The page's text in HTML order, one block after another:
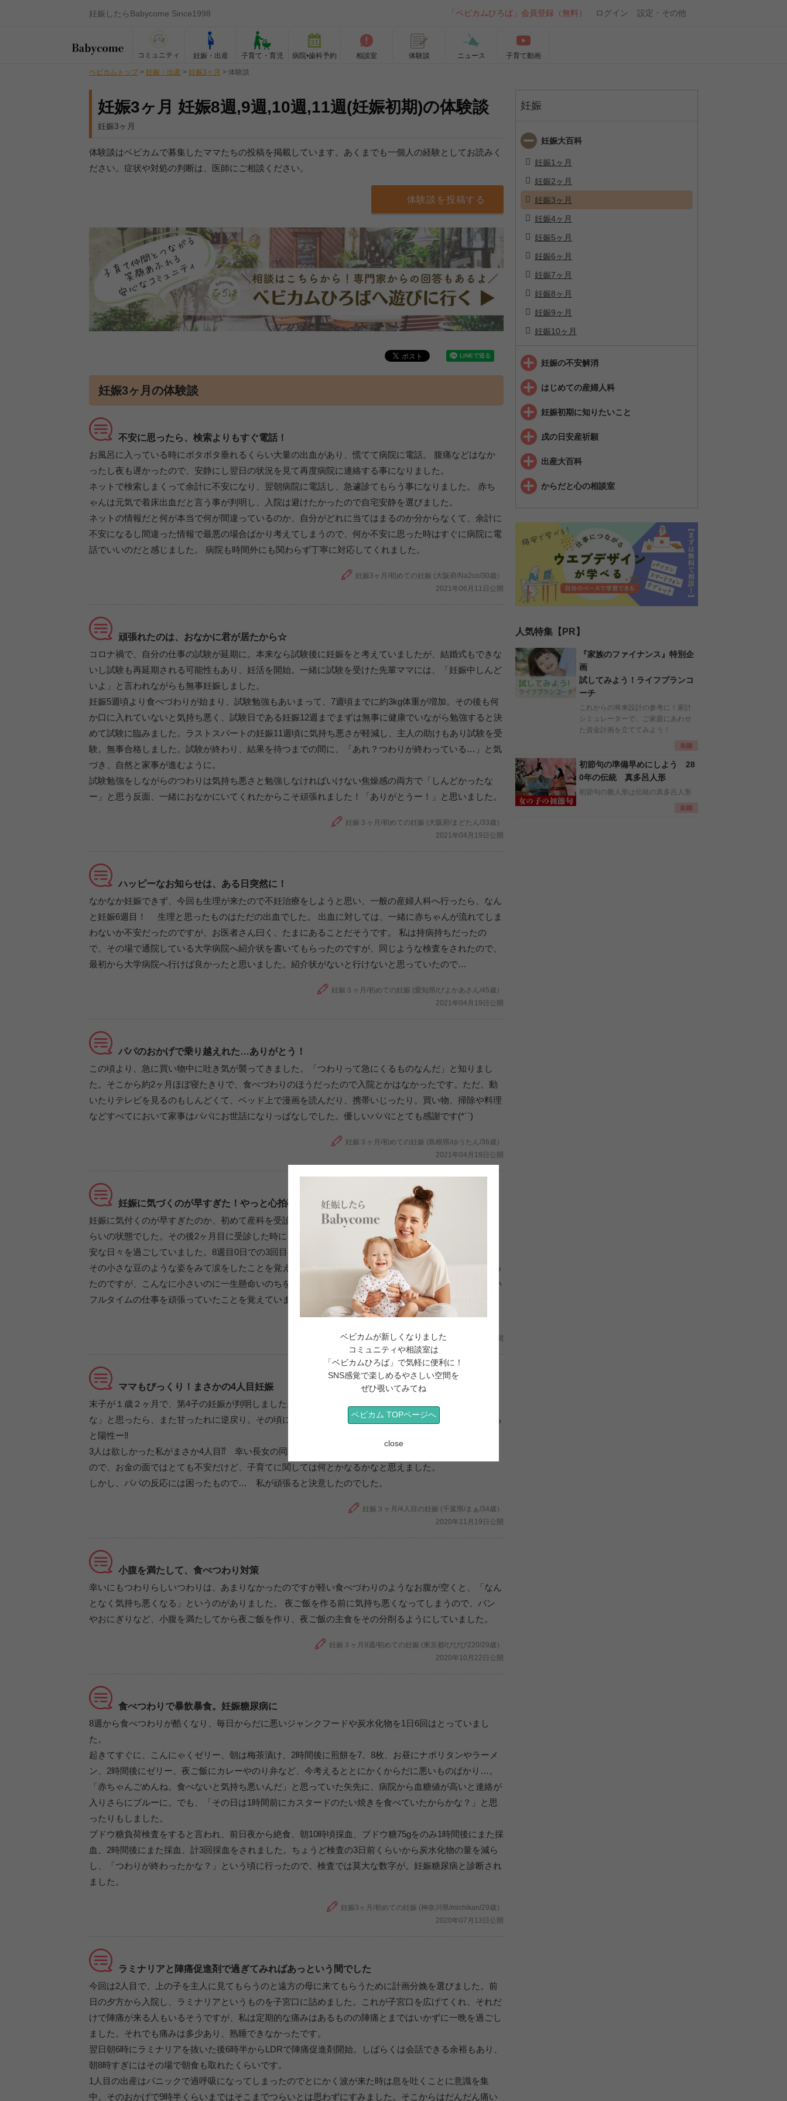
妊娠したらBabycome Since1998 「ベビカムひろば」会員登録（無料） ログイン 設定・その他
コミュニティ 妊娠・出産 子育て・育児 病院•歯科予約 相談室 体験談 ニュース
子育て動画
ベビカムトップ > 妊娠・出産 > 妊娠3ヶ月 > 体験談
妊娠3ヶ月 妊娠8週,9週,10週,11週(妊娠初期)の体験談
妊娠3ヶ月
体験談はベビカムで募集したママたちの投稿を掲載しています。あくまでも一個人の経験としてお読みく
ださい。症状や対処の判断は、医師にご相談ください。
体験談を投稿する
妊娠3ヶ月の体験談
不安に思ったら、検索よりもすぐ電話！
お風呂に入っている時にボタボタ垂れるくらい大量の出血があり、慌てて病院に電話。 腹痛などはなか
ったし夜も遅かったので、安静にし翌日の状況を見て再度病院に連絡する事になりました。
ネットで検索しまくって余計に不安になり、翌朝病院に電話し、急遽診てもらう事になりました。 赤ち
ゃんは元気で着床出血だと言う事が判明し、入院は避けたかったので自宅安静を選びました。
ネットの情報だと何が本当で何が間違っているのか、自分がどれに当てはまるのか分からなくて、余計に
不安になるし間違った情報で最悪の場合ばかり考えてしまうので、何か不安に思った時はすぐに病院に電
話でいいのだと感じました。 病院も時間外にも関わらず丁寧に対応してくれました。
妊娠3ヶ月/初めての妊娠 (大阪府/Na2co/30歳）
2021年06月11日公開
頑張れたのは、おなかに君が居たから☆
コロナ禍で、自分の仕事の試験が延期に。本来なら試験後に妊娠をと考えていましたが、結婚式もできな
いし試験も再延期される可能性もあり、妊活を開始。一緒に試験を受けた先輩ママには、「妊娠中しんど
いよ」と言われながらも無事妊娠しました。
妊娠5週頃より食べづわりが始まり、試験勉強もあいまって、7週頃までに約3kg体重が増加。その後も何
か口に入れていないと気持ち悪く、試験日である妊娠12週までまずは無事に健康でいながら勉強すると決
めて試験に臨みました。ラストスパートの妊娠11週頃に気持ち悪さが軽減し、主人の助けもあり試験を受
験。無事合格しました。試験が終わり、結果を待つまでの間に、「あれ？つわりが終わっている…」と気
づき、自然と家事が進むように。
試験勉強をしながらのつわりは気持ち悪さと勉強しなければいけない焦燥感の両方で「しんどかったな
ー」と思う反面、一緒におなかにいてくれたからこそ頑張れました！「ありがとうー！」と思いました。
妊娠３ヶ月/初めての妊娠 (大阪府/まどたん/33歳）
2021年04月19日公開
ハッピーなお知らせは、ある日突然に！
なかなか妊娠できず、今回も生理が来たので不妊治療をしようと思い、一般の産婦人科へ行ったら、なん
と妊娠6週目！ 生理と思ったものはただの出血でした。 出血に対しては、一緒に赤ちゃんが流れてしま
わないか不安だったのですが、お医者さん曰く、たまにあることだそうです。 私は持病持ちだったの
で、その場で通院している大学病院へ紹介状を書いてもらったのですが、同じような検査をされたので、
最初から大学病院へ行けば良かったと思いました。紹介状がないと行けないと思っていたので…
妊娠３ヶ月/初めての妊娠 (愛知県/ぴよかあさん/45歳）
2021年04月19日公開
パパのおかげで乗り越えれた…ありがとう！
この頃より、急に買い物中に吐き気が襲ってきました。「つわりって急にくるものなんだ」と知りまし
た。そこから約2ヶ月ほぼ寝たきりで、食べづわりのほうだったので入院とかはなかったです。ただ、動
いたりテレビを見るのもしんどくて、ベッド上で漫画を読んだり、携帯いじったり。買い物、掃除や料理
などすべてにおいて家事はパパにお世話になりっぱなしでした。優しいパパにとても感謝です(*´`)
妊娠３ヶ月/初めての妊娠 (島根県/ゆうたん/36歳）
2021年04月19日公開
妊娠に気づくのが早すぎた！やっと心拍確認できて涙。
妊娠に気付くのが早すぎたのか、初めて産科を受診した時にはまだ胎嚢らしき点が見えるか見えないかく
らいの状態でした。その後2ヶ月目に受診した時にも「妊娠が成立したかは50％程度だね」と言われ、不
安な日々を過ごしていました。8週目0日での3回目の受診の日、ようやく心拍確認をすることができて、
その小さな豆のような姿をみて涙をしたことを覚えています。その後、安心したのか辛いつわりが始まっ
たのですが、こんなに小さいのに一生懸命いのちをつなげているのだから、自分も頑張らなくてはと思い
フルタイムの仕事を頑張っていたことを覚えています。
2021年04月19日公開
ママもびっくり！まさかの4人目妊娠
末子が１歳２ヶ月で、第4子の妊娠が判明しました。 甘ったれな末っ子長男が「少しママ離れしてきた
な」と思ったら、また甘ったれに逆戻り。その頃に体調不良が続き、「まさかねー」と思い検査薬をする
と陽性ー‼
3人は欲しかった私がまさか4人目⁇ 幸い長女の同級生にも4人兄弟が2人いたり、周りにもちらほらいる
ので、お金の面ではとても不安だけど、子育てに関しては何とかなるかなと思えました。
しかし、パパの反応には困ったもので… 私が頑張ると決意したのでした。
妊娠３ヶ月/4人目の妊娠 (千葉県/まぁ/34歳）
2020年11月19日公開
小腹を満たして、食べつわり対策
幸いにもつわりらしいつわりは、あまりなかったのですが軽い食べづわりのようなお腹が空くと、「なん
となく気持ち悪くなる」というのがありました。 夜ご飯を作る前に気持ち悪くなってしまうので、パン
やおにぎりなど、小腹を満たしてから夜ご飯を作り、夜ご飯の主食をその分削るようにしていました。
妊娠３ヶ月9週/初めての妊娠 (東京都/びびび220/29歳）
2020年10月22日公開
食べつわりで暴飲暴食。妊娠糖尿病に
8週から食べつわりが酷くなり、毎日からだに悪いジャンクフードや炭水化物を1日6回はとっていまし
た。
起きてすぐに、こんにゃくゼリー、朝は梅茶漬け、2時間後に煎餅を7、8枚、お昼にナポリタンやラーメ
ン、2時間後にゼリー、夜ご飯にカレーやのり弁など、今考えるととにかくからだに悪いものばかり…。
「赤ちゃんごめんね。食べないと気持ち悪いんだ」と思っていた矢先に、病院から血糖値が高いと連絡が
入りさらにブルーに。でも、「その日は1時間前にカスタードのたい焼きを食べていたからかな？」と思
ったりもしました。
ブドウ糖負荷検査をすると言われ、前日夜から絶食、朝10時頃採血、ブドウ糖75gをのみ1時間後にまた採
血、2時間後にまた採血、計3回採血をされました。ちょうど検査の3日前くらいから炭水化物の量を減ら
し、「つわりが終わったかな？」という頃に行ったので、検査では莫大な数字が。妊娠糖尿病と診断され
ました。
妊娠3ヶ月/初めての妊娠 (神奈川県/michikan/29歳）
2020年07月13日公開
ラミナリアと陣痛促進剤で過ぎてみればあっという間でした
今回は2人目で、上の子を主人に見てもらうのと遠方の母に来てもらうために計画分娩を選びました。前
日の夕方から入院し、ラミナリアというものを子宮口に詰めました。これが子宮口を広げてくれ、それだ
けで陣痛が来る人もいるそうですが、私は定期的な痛みはあるものの陣痛とまではいかずに一晩を過ごし
ました。それでも痛みは多少あり、熟睡できなかったです。
翌日朝6時にラミナリアを抜いた後6時半からLDRで陣痛促進剤開始。しばらくは会話できる余裕もあり、
朝8時すぎにはその場で朝食も取れたくらいです。
1人目の出産はパニックで過呼吸になってしまったのでとにかく波が来た時は息を吐くことに意識を集
中。そのおかげで9時半くらいまではそこまでつらいとは思わずにすみました。そこからはだんだん痛い
妊娠
妊娠大百科
妊娠1ヶ月
妊娠2ヶ月
妊娠3ヶ月
妊娠4ヶ月
妊娠5ヶ月
妊娠6ヶ月
妊娠7ヶ月
妊娠8ヶ月
妊娠9ヶ月
妊娠10ヶ月
妊娠の不安解消
はじめての産婦人科
妊娠初期に知りたいこと
戌の日安産祈願
出産大百科
からだと心の相談室
人気特集【PR】
『家族のファイナンス』特別企
画
試してみよう！ライフプランコ
ーチ
これからの将来設計の参考に！家計
シミュレーターで、ご家庭にあわせ
た資金計画を立ててみよう！
初節句の準備早めにしよう 28
0年の伝統 真多呂人形
初節句の雛人形は伝統の真多呂人形
ベビカムが新しくなりました
コミュニティや相談室は
「ベビカムひろば」で気軽に便利に！
SNS感覚で楽しめるやさしい空間を
ぜひ覗いてみてね
ベビカム TOPページへ
close